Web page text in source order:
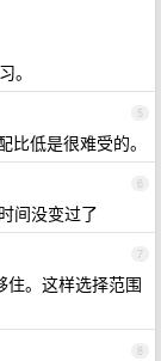
。
5
低是很难受的。
6
间没变过了
7
住。这样选择范围
8